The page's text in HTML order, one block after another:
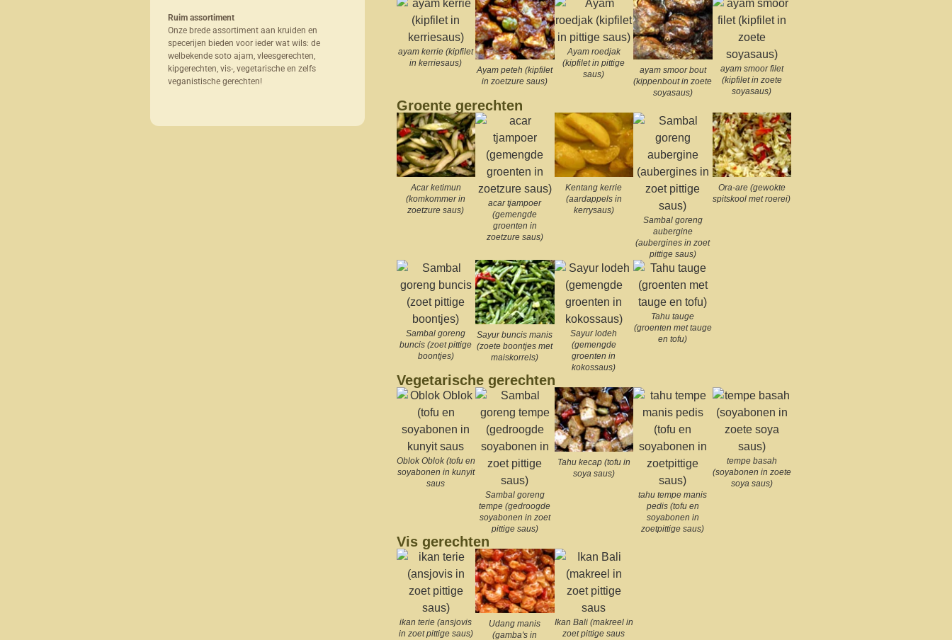
Ruim assortiment
Onze brede assortiment aan kruiden en
specerijen bieden voor ieder wat wils: de
welbekende soto ajam, vleesgerechten,
kipgerechten, vis-, vegetarische en zelfs
veganistische gerechten!
ayam kerrie (kipfilet
in kerriesaus)
Ayam peteh (kipfilet
in zoetzure saus)
Ayam roedjak
(kipfilet in pittige
saus)
ayam smoor bout
(kippenbout in zoete
soyasaus)
ayam smoor filet
(kipfilet in zoete
soyasaus)
Groente gerechten
Acar ketimun
(komkommer in
zoetzure saus)
acar tjampoer
(gemengde
groenten in
zoetzure saus)
Kentang kerrie
(aardappels in
kerrysaus)
Sambal goreng
aubergine
(aubergines in zoet
pittige saus)
Ora-are (gewokte
spitskool met roerei)
Sambal goreng
buncis (zoet pittige
boontjes)
Sayur buncis manis
(zoete boontjes met
maiskorrels)
Sayur lodeh
(gemengde
groenten in
kokossaus)
Tahu tauge
(groenten met tauge
en tofu)
Vegetarische gerechten
Oblok Oblok (tofu en
soyabonen in kunyit
saus
Sambal goreng
tempe (gedroogde
soyabonen in zoet
pittige saus)
Tahu kecap (tofu in
soya saus)
tahu tempe manis
pedis (tofu en
soyabonen in
zoetpittige saus)
tempe basah
(soyabonen in zoete
soya saus)
Vis gerechten
ikan terie (ansjovis
in zoet pittige saus)
Udang manis
(gamba's in
Ikan Bali (makreel in
zoet pittige saus